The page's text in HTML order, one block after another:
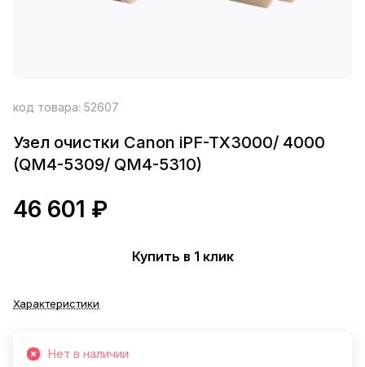
код товара: 52607
Узел очистки Canon iPF-TX3000/ 4000
(QM4-5309/ QM4-5310)
46 601 ₽
Купить в 1 клик
Характеристики
Нет в наличии